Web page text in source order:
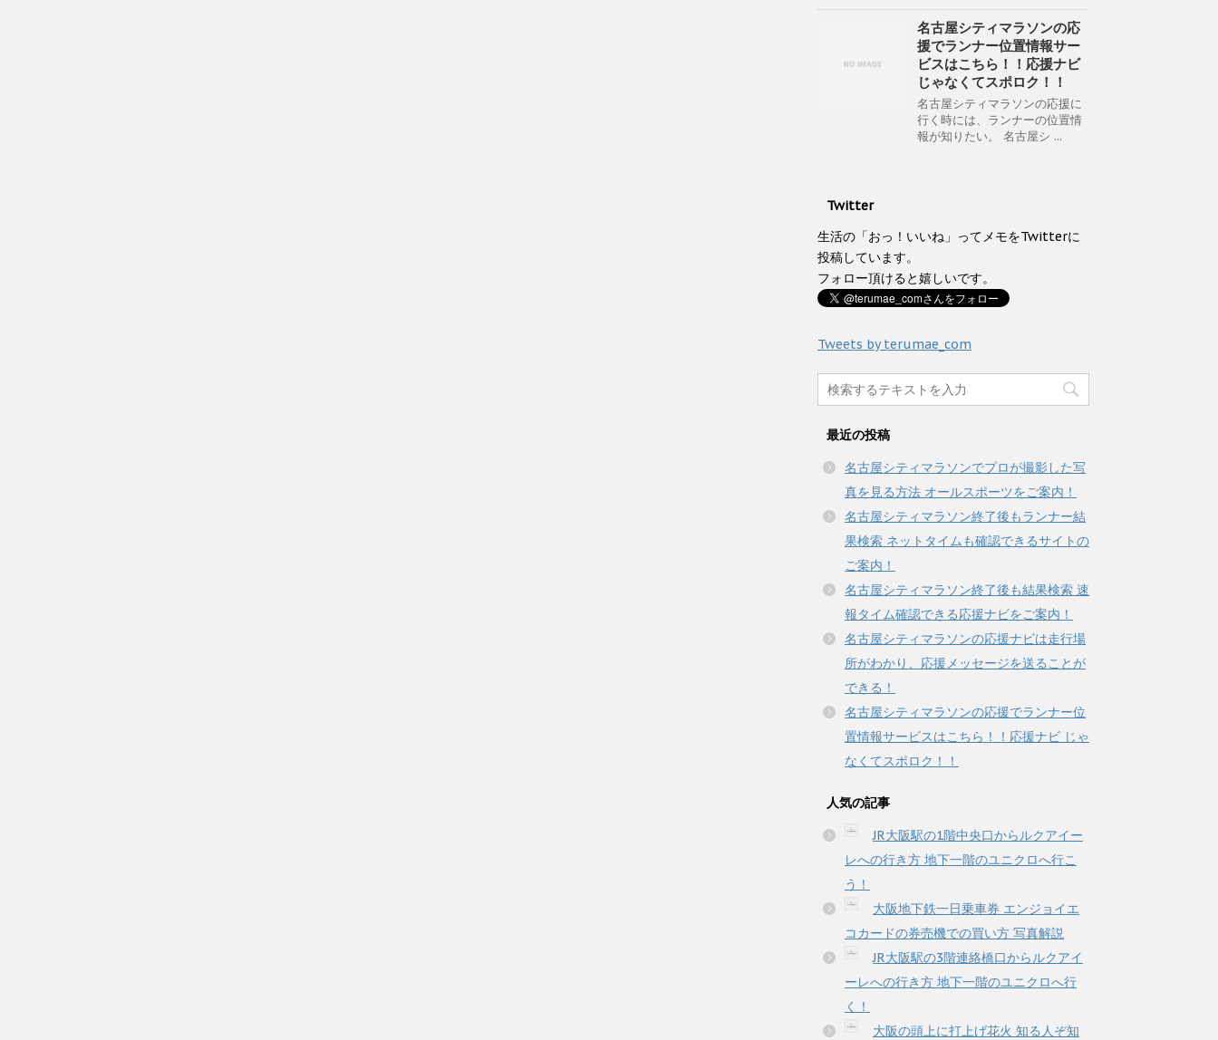
名古屋シティマラソンの応
援でランナー位置情報サー
ビスはこちら！！応援ナビ
じゃなくてスポロク！！
名古屋シティマラソンの応援に
行く時には、ランナーの位置情
報が知りたい。 名古屋シ ...
Twitter
生活の「おっ！いいね」ってメモをTwitterに
投稿しています。
フォロー頂けると嬉しいです。
Tweets by terumae_com
最近の投稿
名古屋シティマラソンでプロが撮影した写
真を見る方法 オールスポーツをご案内！
名古屋シティマラソン終了後もランナー結
果検索 ネットタイムも確認できるサイトの
ご案内！
名古屋シティマラソン終了後も結果検索 速
報タイム確認できる応援ナビをご案内！
名古屋シティマラソンの応援ナビは走行場
所がわかり、応援メッセージを送ることが
できる！
名古屋シティマラソンの応援でランナー位
置情報サービスはこちら！！応援ナビ じゃ
なくてスポロク！！
人気の記事
JR大阪駅の1階中央口からルクアイー
レへの行き方 地下一階のユニクロへ行こ
う！
大阪地下鉄一日乗車券 エンジョイエ
コカードの券売機での買い方 写真解説
JR大阪駅の3階連絡橋口からルクアイ
ーレへの行き方 地下一階のユニクロへ行
く！
大阪の頭上に打上げ花火 知る人ぞ知